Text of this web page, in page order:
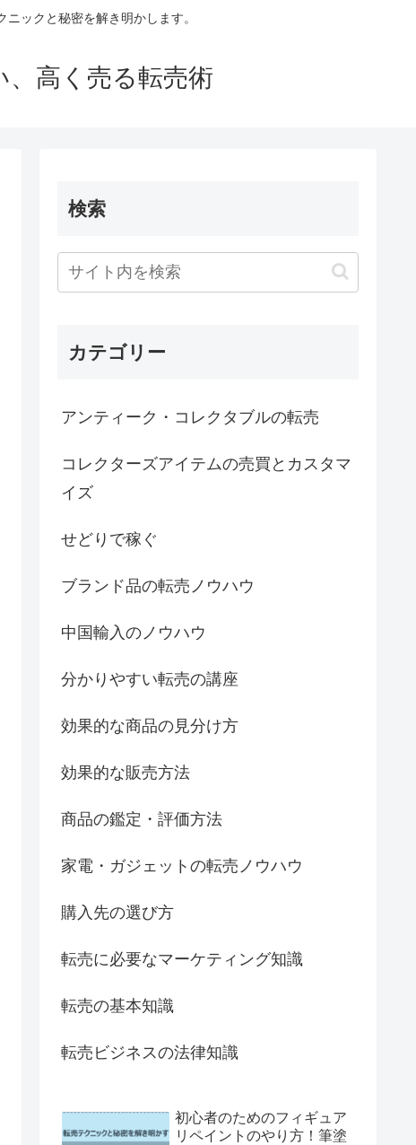
ックと秘密を解き明かします。
、高く売る転売術
検索
カテゴリー
アンティーク・コレクタブルの転売
コレクターズアイテムの売買とカスタマ
イズ
せどりで稼ぐ
ブランド品の転売ノウハウ
中国輸入のノウハウ
分かりやすい転売の講座
効果的な商品の見分け方
効果的な販売方法
商品の鑑定・評価方法
家電・ガジェットの転売ノウハウ
購入先の選び方
転売に必要なマーケティング知識
転売の基本知識
転売ビジネスの法律知識
初心者のためのフィギュア
リペイントのやり方！筆塗